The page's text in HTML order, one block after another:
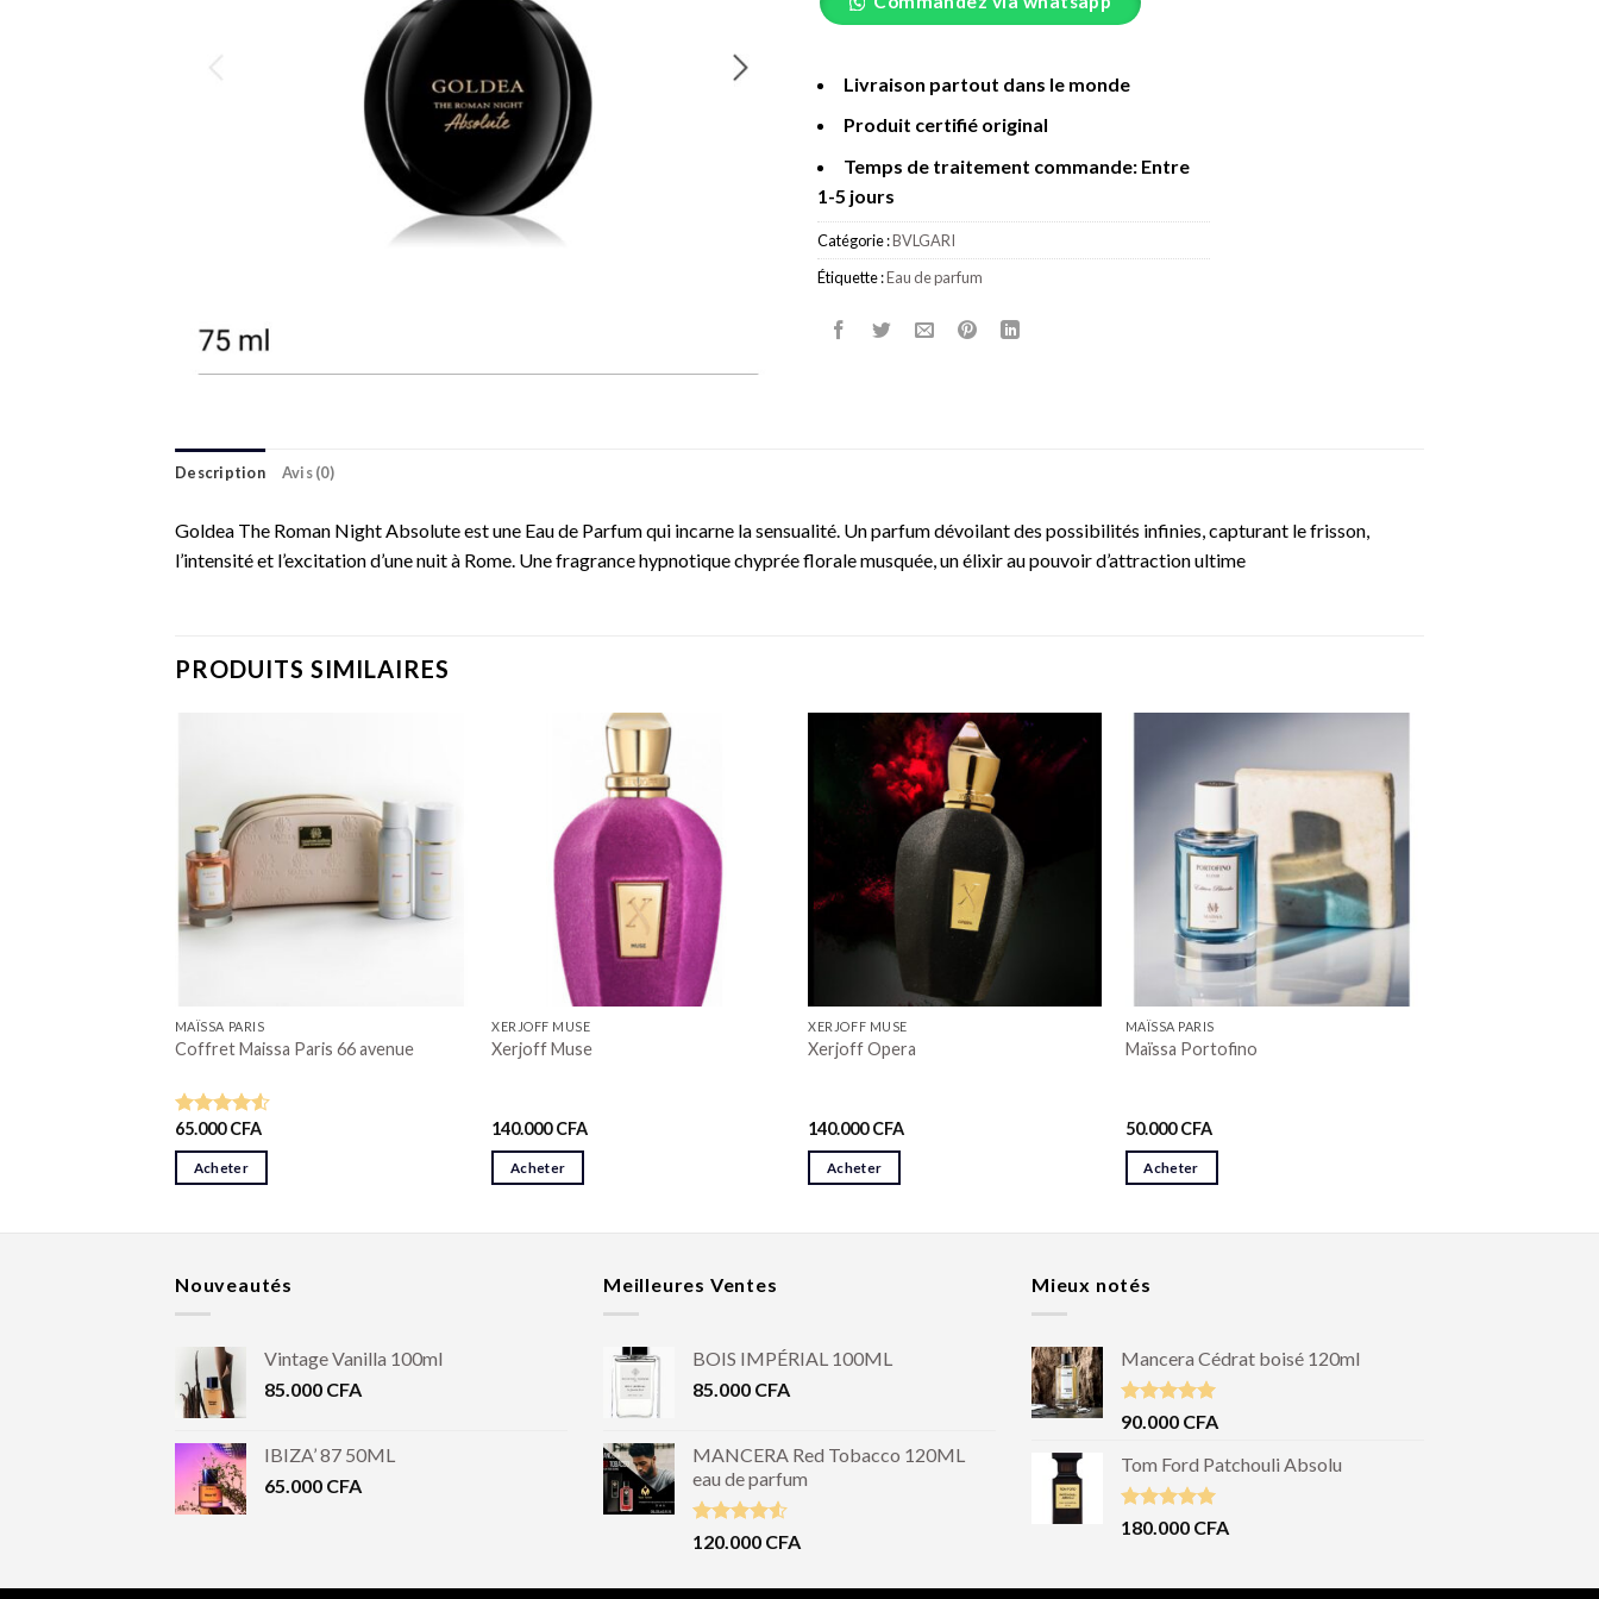
Livraison partout dans le monde
Produit certifié original
Temps de traitement commande: Entre
1-5 jours
Catégorie :BVLGARI
Étiquette :Eau de parfum
Description Avis (0)
Goldea The Roman Night Absolute est une Eau de Parfum qui incarne la sensualité. Un parfum dévoilant des possibilités infinies, capturant le frisson,
l’intensité et l’excitation d’une nuit à Rome. Une fragrance hypnotique chyprée florale musquée, un élixir au pouvoir d’attraction ultime
PRODUITS SIMILAIRES
MAÏSSA PARIS
Coffret Maissa Paris 66 avenue
Note4.50
sur 5
65.000CFA
Acheter
XERJOFF MUSE
Xerjoff Muse
140.000CFA
Acheter
XERJOFF MUSE
Xerjoff Opera
140.000CFA
Acheter
MAÏSSA PARIS
Maïssa Portofino
50.000CFA
Acheter
Nouveautés
Vintage Vanilla 100ml
85.000 CFA
IBIZA’ 87 50ML
65.000 CFA
Meilleures Ventes
BOIS IMPÉRIAL 100ML
85.000 CFA
MANCERA Red Tobacco 120ML
eau de parfum
Note4.50
120.000 CFA
Mieux notés
Mancera Cédrat boisé 120ml
Note5.00
90.000 CFA
Tom Ford Patchouli Absolu
Note5.00
180.000 CFA